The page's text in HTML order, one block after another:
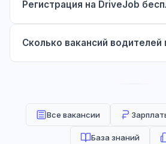
Регистрация на DriveJob
Сколько вакансий водителей
Все вакансии
База знаний